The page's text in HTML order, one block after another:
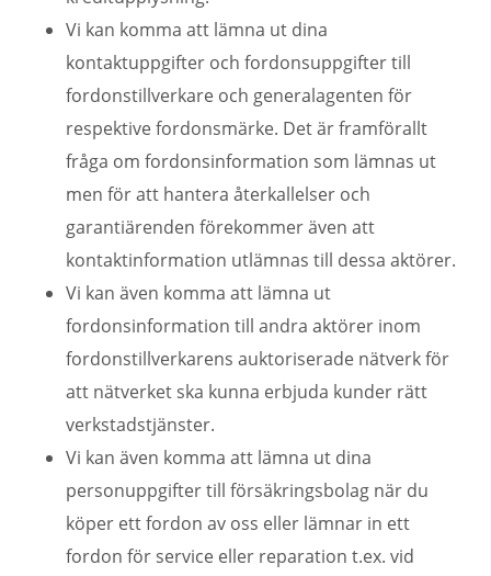
Vi kan komma att lämna ut dina
kontaktuppgifter och fordonsuppgifter till
fordonstillverkare och generalagenten för
respektive fordonsmärke. Det är framförallt
fråga om fordonsinformation som lämnas ut
men för att hantera återkallelser och
garantiärenden förekommer även att
kontaktinformation utlämnas till dessa aktörer.
Vi kan även komma att lämna ut
fordonsinformation till andra aktörer inom
fordonstillverkarens auktoriserade nätverk för
att nätverket ska kunna erbjuda kunder rätt
verkstadstjänster.
Vi kan även komma att lämna ut dina
personuppgifter till försäkringsbolag när du
köper ett fordon av oss eller lämnar in ett
fordon för service eller reparation t.ex. vid